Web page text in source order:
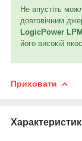
Не впустіть
довговічним
LogicPower
його високій
Приховати